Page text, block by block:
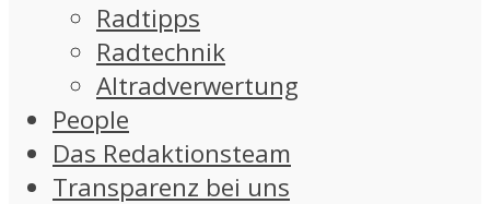
Radtipps
Radtechnik
Altradverwertung
People
Das Redaktionsteam
Transparenz bei uns